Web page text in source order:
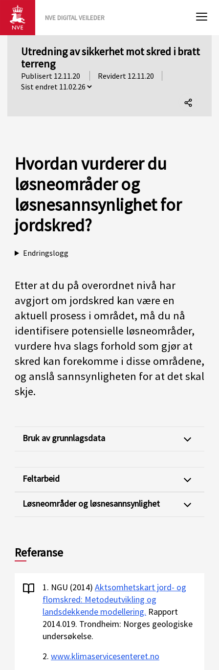
NVE DIGITAL VEILEDER
Utredning av sikkerhet mot skred i bratt
terreng
Publisert 12.11.20 Revidert 12.11.20
Hvordan vurderer du
løsneområder og
løsnesannsynlighet for
jordskred?
Endringslogg
Etter at du på overordnet nivå har
avgjort om jordskred kan være en
aktuell prosess i området, må du nå
identifisere potensielle løsneområder,
vurdere hva slags forhold som gjør at
skred kan forekomme i disse områdene,
og anslå sannsynligheten for at det skal
skje.
Bruk av grunnlagsdata
Feltarbeid
Løsneområder og løsnesannsynlighet
Referanse
1. NGU (2014) Aktsomhetskart jord- og
flomskred: Metodeutvikling og
landsdekkende modellering. Rapport
2014.019. Trondheim: Norges geologiske
undersøkelse.
2. www.klimaservicesenteret.no